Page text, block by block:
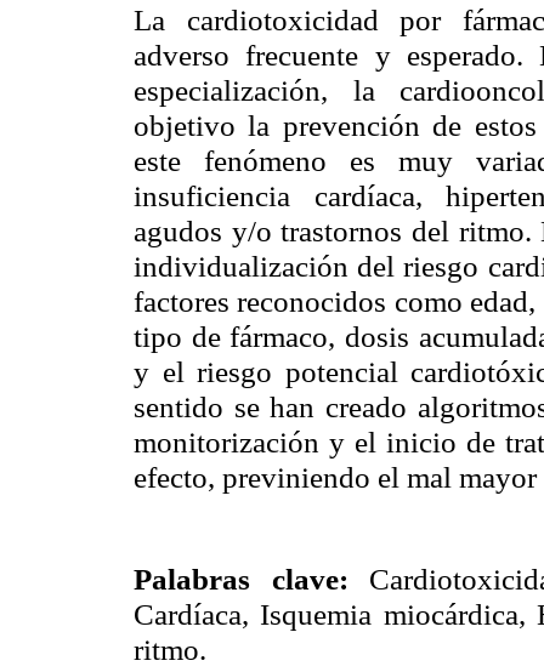
La cardiotoxicidad por
adverso frecuente y
especialización, la
objetivo la prevención de
este fenómeno es muy
insuficiencia cardíaca,
agudos y/o trastornos del
individualización del riesgo
factores reconocidos como
tipo de fármaco, dosis
y el riesgo potencial
sentido se han creado
monitorización y el inicio de
efecto, previniendo el mal mayor
Palabras clave:
Cardíaca, Isquemia
ritmo.